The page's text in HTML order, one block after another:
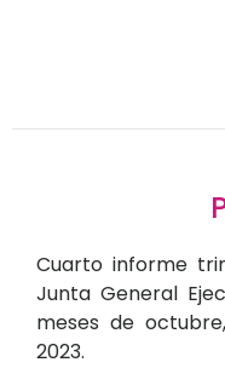
Cuarto informe
Junta General
meses de
2023.